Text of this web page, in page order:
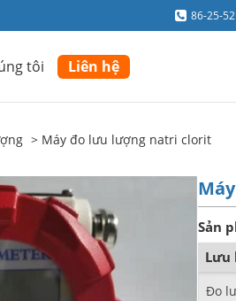
86-25-
tôi Liên hệ
Máy đo lưu lượng natri clorit
Sản
Lưu
Đo